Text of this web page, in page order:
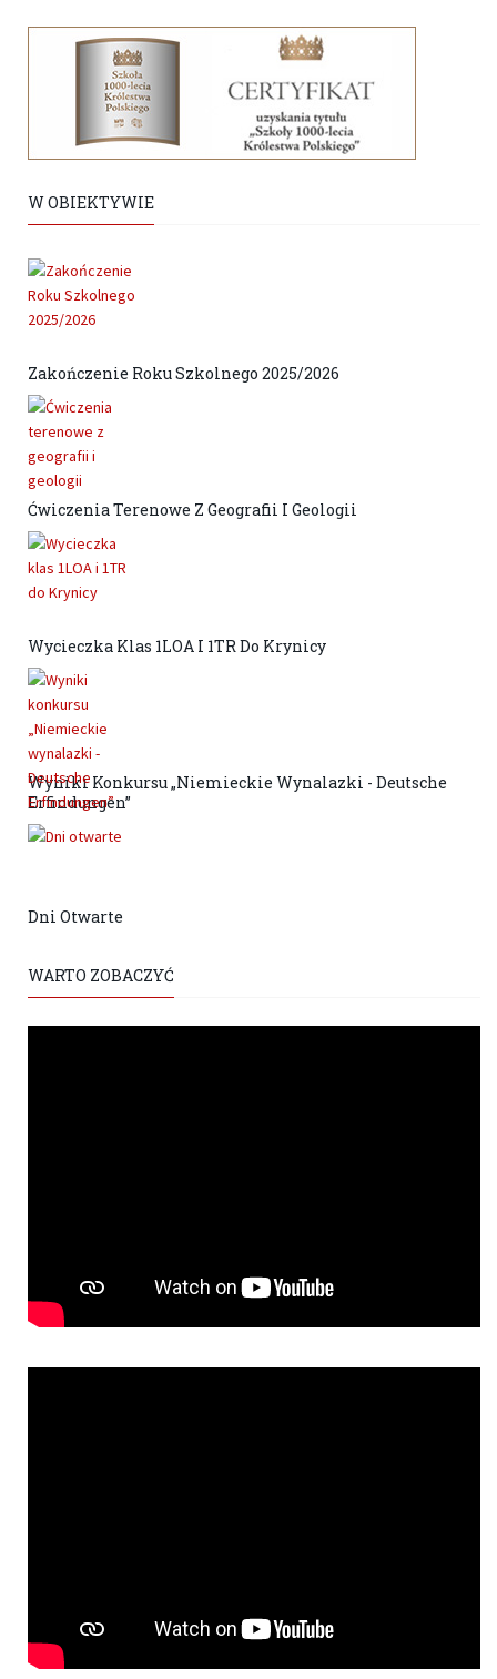
W OBIEKTYWIE
Zakończenie Roku Szkolnego 2025/2026
Ćwiczenia Terenowe Z Geografii I Geologii
Wycieczka Klas 1LOA I 1TR Do Krynicy
Wyniki Konkursu „Niemieckie Wynalazki - Deutsche
Erfindungen”
Dni Otwarte
WARTO ZOBACZYĆ